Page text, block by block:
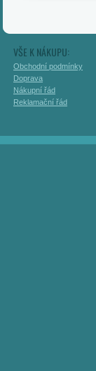
VŠE K NÁKUPU:
Obchodní podmínky
Doprava
Nákupní řád
Reklamační řád